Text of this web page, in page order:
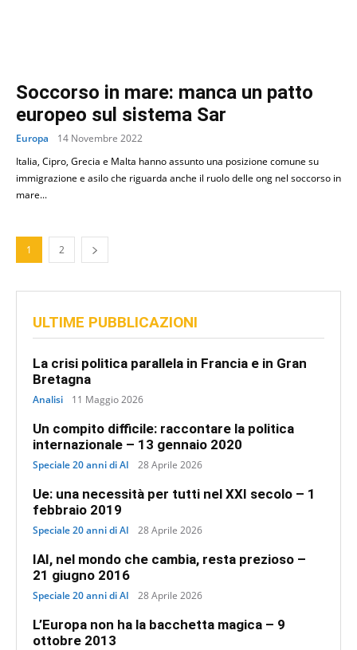
Soccorso in mare: manca un patto
europeo sul sistema Sar
Europa
14 Novembre 2022
Italia, Cipro, Grecia e Malta hanno assunto una posizione comune su
immigrazione e asilo che riguarda anche il ruolo delle ong nel soccorso in
mare...
1 2
ULTIME PUBBLICAZIONI
La crisi politica parallela in Francia e in Gran
Bretagna
Analisi 11 Maggio 2026
Un compito difficile: raccontare la politica
internazionale – 13 gennaio 2020
Speciale 20 anni di AI 28 Aprile 2026
Ue: una necessità per tutti nel XXI secolo – 1
febbraio 2019
Speciale 20 anni di AI 28 Aprile 2026
IAI, nel mondo che cambia, resta prezioso –
21 giugno 2016
Speciale 20 anni di AI 28 Aprile 2026
L’Europa non ha la bacchetta magica – 9
ottobre 2013